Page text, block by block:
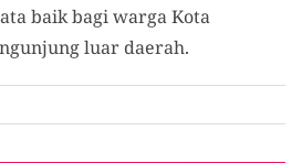
baik bagi warga Kota
luar daerah.